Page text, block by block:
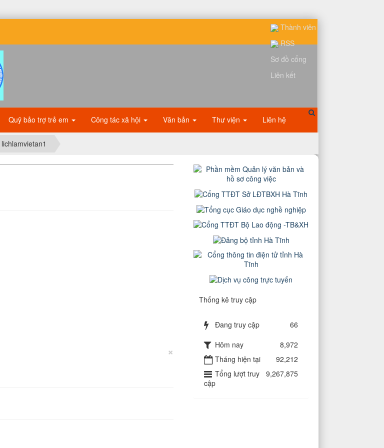
Quỹ bảo trợ trẻ em Công tác xã hội Văn bản Thư viện Liên hệ
Thành viên
RSS
Sơ đồ cổng
Liên kết
lichlamvietan1
×
Thống kê truy cập
Đang truy cập
66
Hôm nay
8,972
Tháng hiện tại
92,212
Tổng lượt truy
cập
9,267,875